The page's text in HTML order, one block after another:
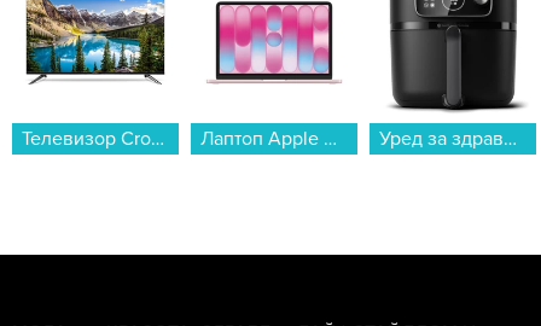
Телевизор Crown 40FB22AWF SMART TV , 101 см, 1920x1080 FULL HD , 40 inch, Android , LED , Smart TV... Лаптоп Apple MacBook Neo 13" 512GB Blush mhfj4 , 13.00 , 512 , 8 , Apple A18 Pro 5 Core GPU , Apple A18 Pro 6 Core , Mac OS... Уред за здравословно готвене Philips HD9876/90 AirFryer...